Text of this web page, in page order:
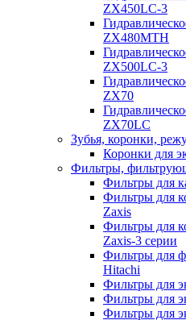
ZX450LC-3
ZX480MTH
ZX500LC-3
ZX70
ZX70LC
Зубья, коронки,
Коронки для
Фильтры,
Фильтры для
Фильтры для
Zaxis
Фильтры для
Zaxis-3 серии
Фильтры для
Hitachi
Фильтры для
Фильтры для
Фильтры для